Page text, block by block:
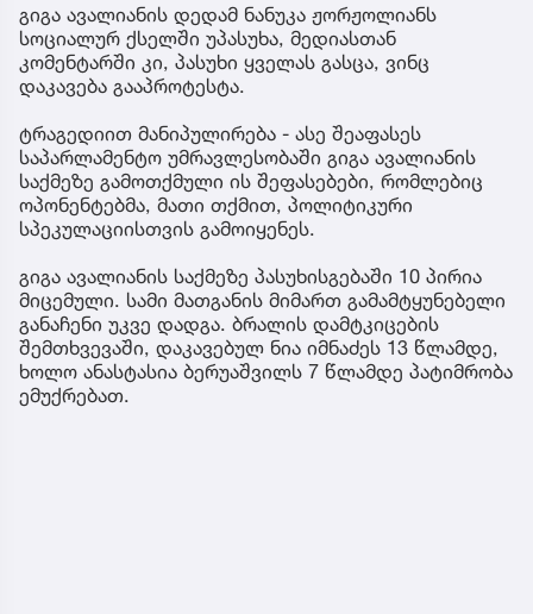
გიგა ავალიანის დედამ ნანუკა ჟორჟოლიანს
სოციალურ ქსელში უპასუხა, მედიასთან
კომენტარში კი, პასუხი ყველას გასცა, ვინც
დაკავება გააპროტესტა.
ტრაგედიით მანიპულირება - ასე შეაფასეს
საპარლამენტო უმრავლესობაში გიგა ავალიანის
საქმეზე გამოთქმული ის შეფასებები, რომლებიც
ოპონენტებმა, მათი თქმით, პოლიტიკური
სპეკულაციისთვის გამოიყენეს.
გიგა ავალიანის საქმეზე პასუხისგებაში 10 პირია
მიცემული. სამი მათგანის მიმართ გამამტყუნებელი
განაჩენი უკვე დადგა. ბრალის დამტკიცების
შემთხვევაში, დაკავებულ ნია იმნაძეს 13 წლამდე,
ხოლო ანასტასია ბერუაშვილს 7 წლამდე პატიმრობა
ემუქრებათ.